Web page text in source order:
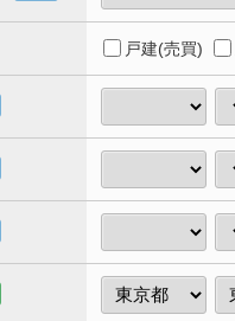
戸建(売買)